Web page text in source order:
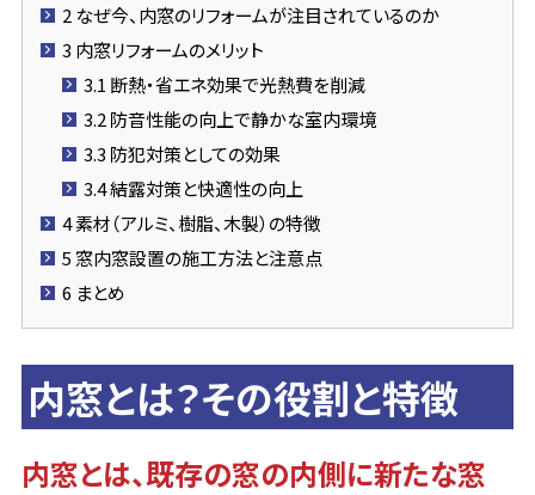
2 なぜ今、内窓のリフォームが注目されているのか
3 内窓リフォームのメリット
3.1 断熱・省エネ効果で光熱費を削減
3.2防音性能の向上で静かな室内環境
3.3 防犯対策としての効果
3.4結露対策と快適性の向上
4素材（アルミ、樹脂、木製）の特徴
5 窓内窓設置の施工方法と注意点
6 まとめ
内窓とは？その役割と特徴
内窓とは、既存の窓の内側に新たな窓